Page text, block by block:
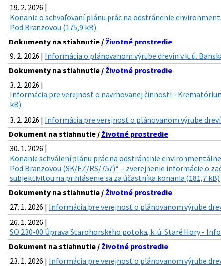
19. 2. 2026 |
Konanie o schvaľovaní plánu prác na odstránenie
Pod Branzovou (175,9 kB)
Dokumenty na stiahnutie / Životné prostredie
9. 2. 2026 | Informácia o plánovanom výrube drevín v k. ú.
Dokumenty na stiahnutie / Životné prostredie
3. 2. 2026 |
Informácia pre verejnosť o navrhovanej činnosti -
kB)
3. 2. 2026 | Informácia pre verejnosť o plánovanom výrube
Dokument na stiahnutie / Životné prostredie
30. 1. 2026 |
Konanie schválení plánu prác na odstránenie
Pod Branzovou (SK/EZ/RS/757)“ – zverejnenie informácie o
subjektivitou na prihlásenie sa za účastníka konania (181,7 kB)
Dokumenty na stiahnutie / Životné prostredie
27. 1. 2026 | Informácia pre verejnosť o plánovanom výrube
26. 1. 2026 |
SO 230-00 Úprava Starohorského potoka, k. ú. Staré Hory -
Dokument na stiahnutie / Životné prostredie
23. 1. 2026 | Informácia pre verejnosť o plánovanom výrube